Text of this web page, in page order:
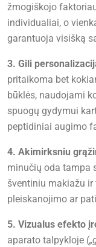
žmogiškojo
individualiai, o
garantuoja visišką
3. Gili
pritaikoma bet
būklės, naudojami
spuogų gydymui
peptidiniai augimo
4. Akimirksniu
minučių oda tampa
šventiniu makiažu ir
pleiskanojimo ar
5. Vizualus efekto
aparato talpykloje (